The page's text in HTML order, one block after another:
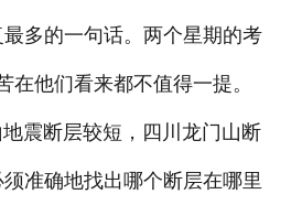
多的一句话。两个星期的考
在他们看来都不值得一提。
断层较短，四川龙门山断
准确地找出哪个断层在哪里